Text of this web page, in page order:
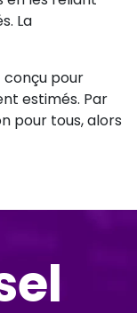
La
pour
estimés. Par
pour tous, alors